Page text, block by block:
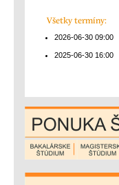
Všetky termíny:
2026-06-30 09:00
2025-06-30 16:00